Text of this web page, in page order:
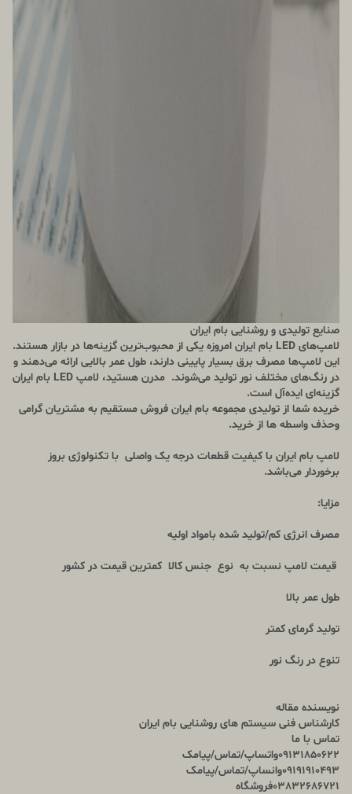
صنایع تولیدی و روشنایی بام ایران
لامپ‌های LED بام ایران امروزه یکی از محبوب‌ترین گزینه‌ها در بازار هستند.
این لامپ‌ها مصرف برق بسیار پایینی دارند، طول عمر بالایی ارائه می‌دهند و
در رنگ‌های مختلف نور تولید می‌شوند. مدرن هستید، لامپ LED بام ایران
گزینه‌ای ایده‌آل است.
خریده شما از تولیدی مجموعه بام ایران فروش مستقیم به مشتریان گرامی
وحذف واسطه ها از خرید.
لامپ بام ایران با کیفیت قطعات درجه یک واصلی با تکنولوژی بروز
برخوردار می‌باشد.
مزایا:
مصرف انرژی کم/تولید شده بامواد اولیه
قیمت لامپ نسبت به نوع جنس کالا کمترین قیمت در کشور
طول عمر بالا
تولید گرمای کمتر
تنوع در رنگ نور
نویسنده مقاله
کارشناس فنی سیستم های روشنایی بام ایران
تماس با ما
09131850622واتساپ/تماس/پیامک
09191910493وانساپ/تماس/پیامک
03832686721فروشگاه